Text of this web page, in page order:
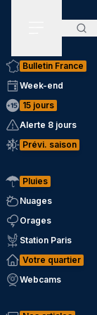
Bulletin France
Week-end
15 jours
Alerte 8 jours
Prévi. saison
Pluies
Nuages
Orages
Station Paris
Votre quartier
Webcams